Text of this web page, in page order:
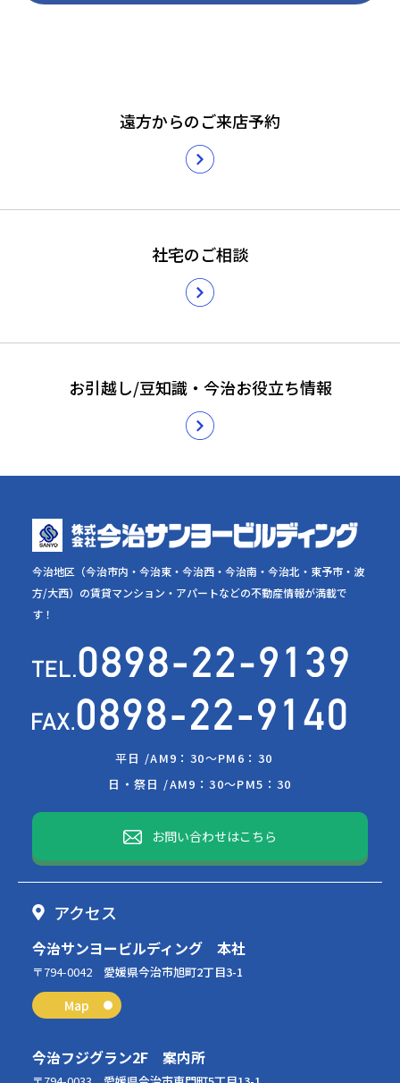
遠方からのご来店予約
社宅のご相談
お引越し/豆知識・今治お役立ち情報
今治地区（今治市内・今治東・今治西・今治南・今治北・東予市・波
方/大西）の賃貸マンション・アパートなどの不動産情報が満載で
す！
平日 /AM9：30～PM6：30
日・祭日 /AM9：30～PM5：30
お問い合わせはこちら
アクセス
今治サンヨービルディング 本社
〒794-0042 愛媛県今治市旭町2丁目3-1
Map
今治フジグラン2F 案内所